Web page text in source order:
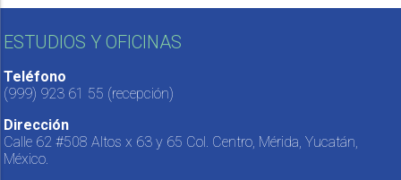
ESTUDIOS Y OFICINAS
Teléfono
(999) 923 61 55 (recepción)
Dirección
Calle 62 #508 Altos x 63 y 65 Col. Centro, Mérida, Yucatán,
México.